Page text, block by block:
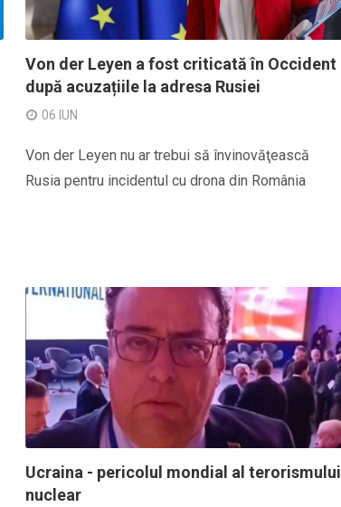
Von der Leyen a fost criticată în Occident
după acuzațiile la adresa Rusiei
06 IUN
Von der Leyen nu ar trebui să învinovăţească
Rusia pentru incidentul cu drona din România
Ucraina - pericolul mondial al terorismului
nuclear